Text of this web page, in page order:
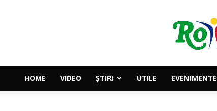
HOME VIDEO ȘTIRI UTILE EVENIMENTE